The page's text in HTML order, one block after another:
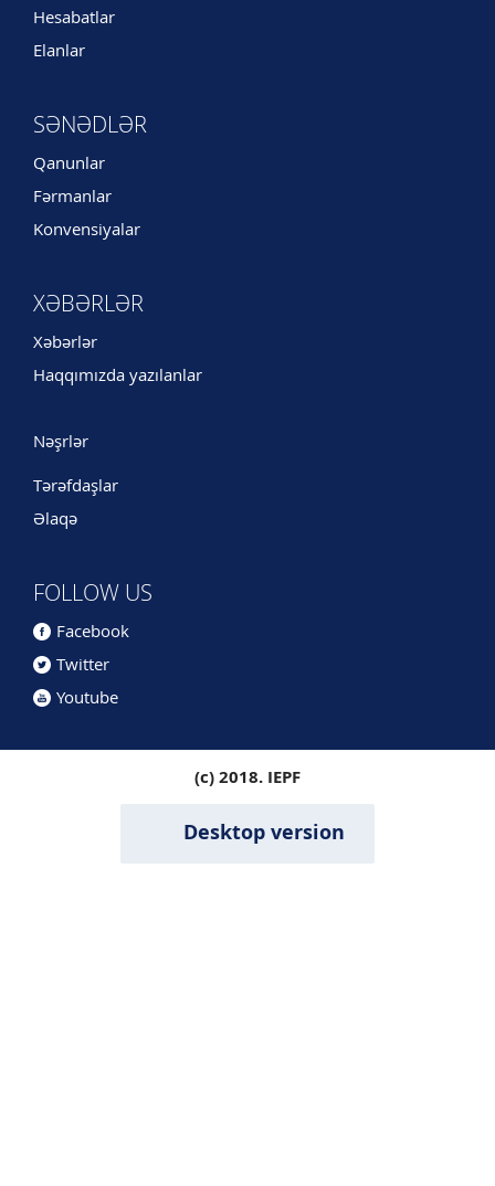
Hesabatlar
Elanlar
SƏNƏDLƏR
Qanunlar
Fərmanlar
Konvensiyalar
XƏBƏRLƏR
Xəbərlər
Haqqımızda yazılanlar
Nəşrlər
Tərəfdaşlar
Əlaqə
FOLLOW US
Facebook
Twitter
Youtube
(c) 2018. IEPF
Desktop version